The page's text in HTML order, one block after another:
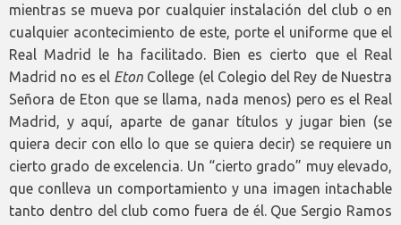
mientras se mueva por cualquier instalación del club o en
cualquier acontecimiento de este, porte el uniforme que el
Real Madrid le ha facilitado. Bien es cierto que el Real
Madrid no es el Eton College (el Colegio del Rey de Nuestra
Señora de Eton que se llama, nada menos) pero es el Real
Madrid, y aquí, aparte de ganar títulos y jugar bien (se
quiera decir con ello lo que se quiera decir) se requiere un
cierto grado de excelencia. Un “cierto grado” muy elevado,
que conlleva un comportamiento y una imagen intachable
tanto dentro del club como fuera de él. Que Sergio Ramos